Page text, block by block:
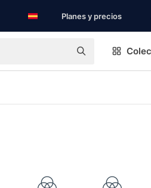
Planes y precios